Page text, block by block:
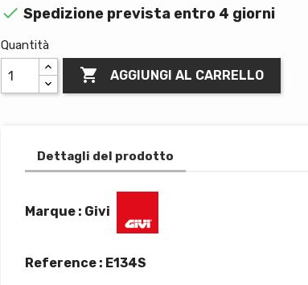
 Spedizione prevista entro 4 giorni
Quantità
 AGGIUNGI AL CARRELLO
Dettagli del prodotto
Marque : Givi
Reference : E134S